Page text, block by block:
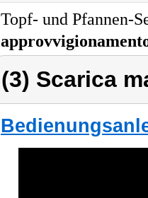
Topf- und Pfannen-
(3) Scarica